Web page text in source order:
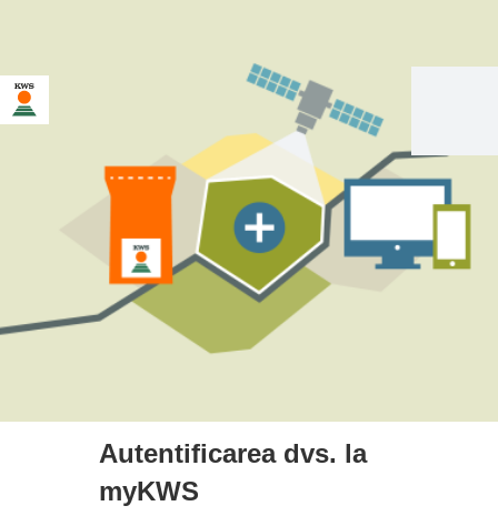
Autentificarea dvs. la
myKWS